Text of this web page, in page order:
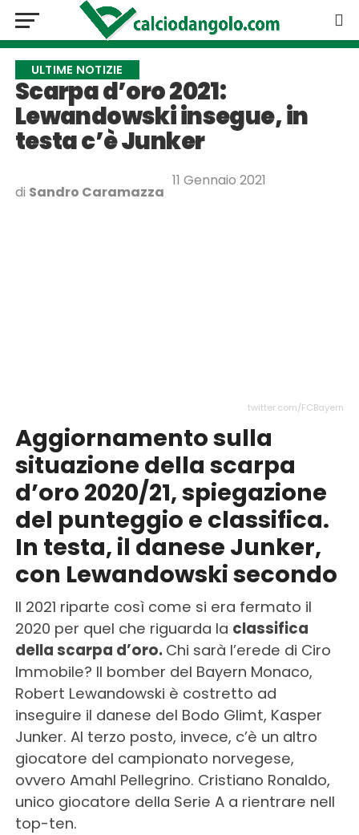
ULTIME NOTIZIE
Scarpa d’oro 2021:
Lewandowski insegue, in
testa c’è Junker
di Sandro Caramazza
11 Gennaio 2021
twitter.com/FCBayern
Aggiornamento sulla
situazione della scarpa
d’oro 2020/21, spiegazione
del punteggio e classifica.
In testa, il danese Junker,
con Lewandowski secondo
Il 2021 riparte così come si era fermato il
2020 per quel che riguarda la classifica
della scarpa d’oro. Chi sarà l’erede di Ciro
Immobile? Il bomber del Bayern Monaco,
Robert Lewandowski è costretto ad
inseguire il danese del Bodo Glimt, Kasper
Junker. Al terzo posto, invece, c’è un altro
giocatore del campionato norvegese,
ovvero Amahl Pellegrino. Cristiano Ronaldo,
unico giocatore della Serie A a rientrare nell
top-ten.